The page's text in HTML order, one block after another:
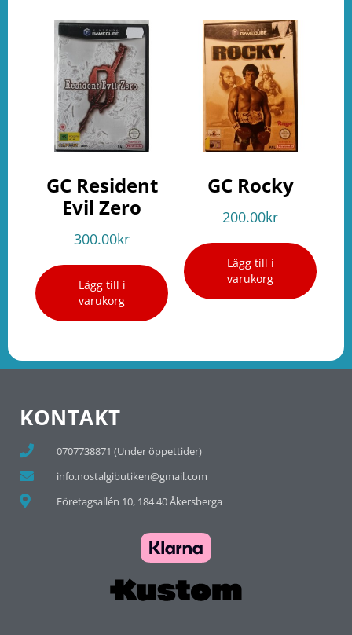
GC Resident
Evil Zero
300.00kr
Lägg till i
varukorg
GC Rocky
200.00kr
Lägg till i
varukorg
KONTAKT
0707738871 (Under öppettider)
info.nostalgibutiken@gmail.com
Företagsallén 10, 184 40 Åkersberga